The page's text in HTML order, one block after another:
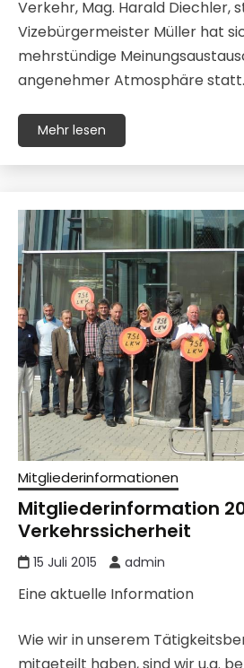
Verkehr, Mag. Harald Diechler,
Vizebürgermeister Müller hat
mehrstündige
angenehmer Atmosphäre statt.
Mehr lesen
Mitgliederinformationen
Mitgliederinformation
Verkehrssicherheit
15 Juli 2015 admin
Eine aktuelle Information
Wie wir in unserem